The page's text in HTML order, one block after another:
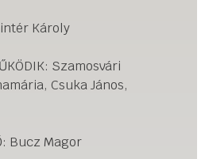
Károly
Szamosvári
Csuka János,
Bucz Magor